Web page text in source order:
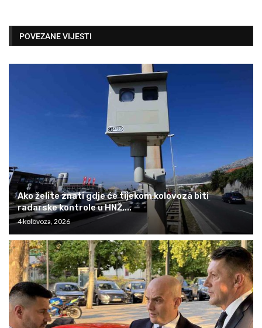
POVEZANE VIJESTI
Ako želite znati gdje će tijekom kolovoza biti
radarske kontrole u HNŽ,...
4 kolovoza, 2026